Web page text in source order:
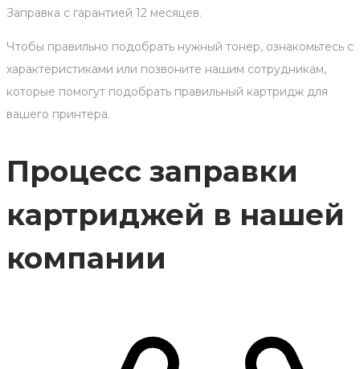
Заправка с гарантией 12 месяцев.
Чтобы правильно подобрать нужный тонер, ознакомьтесь с
характеристиками или позвоните нашим сотрудникам,
которые помогут подобрать правильный картридж для
вашего принтера.
Процесс заправки
картриджей в нашей
компании